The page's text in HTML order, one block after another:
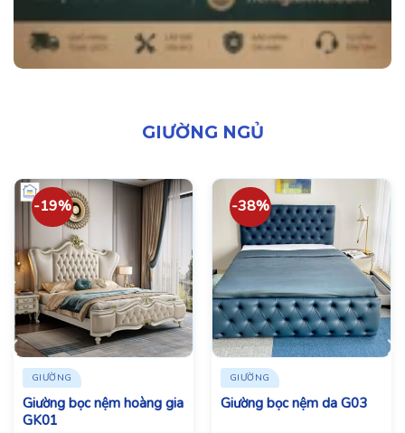
GIƯỜNG NGỦ
-19%
GIƯỜNG
Giường bọc nệm hoàng gia
GK01
-38%
GIƯỜNG
Giường bọc nệm da G03